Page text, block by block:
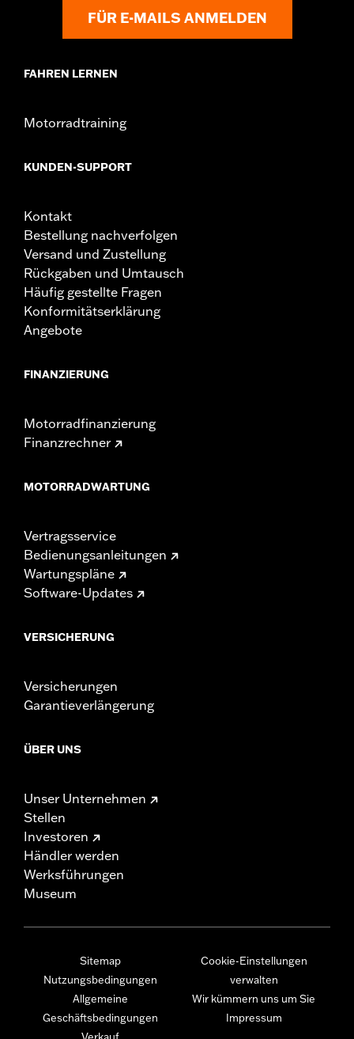
FÜR E-MAILS ANMELDEN
FAHREN LERNEN
Motorradtraining
KUNDEN-SUPPORT
Kontakt
Bestellung nachverfolgen
Versand und Zustellung
Rückgaben und Umtausch
Häufig gestellte Fragen
Konformitätserklärung
Angebote
FINANZIERUNG
Motorradfinanzierung
Finanzrechner
MOTORRADWARTUNG
Vertragsservice
Bedienungsanleitungen
Wartungspläne
Software-Updates
VERSICHERUNG
Versicherungen
Garantieverlängerung
ÜBER UNS
Unser Unternehmen
Stellen
Investoren
Händler werden
Werksführungen
Museum
Sitemap
Nutzungsbedingungen
Allgemeine
Geschäftsbedingungen
Verkauf
Cookie-Einstellungen
verwalten
Wir kümmern uns um Sie
Impressum